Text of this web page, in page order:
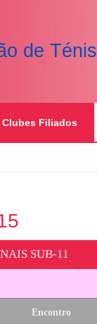
de
Clubes Filiados
SUB-11
Encontro